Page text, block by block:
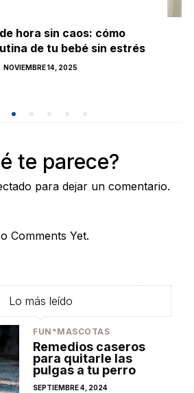
hora sin caos: cómo
de tu bebé sin estrés
POSTED
NOVIEMBRE 14, 2025
te parece?
para dejar un comentario.
Comments Yet.
Lo más leído
FUN*MASCOTAS
Remedios caseros
para quitarle las
pulgas a tu perro
POSTED
SEPTIEMBRE 4, 2024